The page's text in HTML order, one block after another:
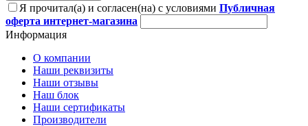
Я прочитал(а) и согласен(на) с условиями Публичная
оферта интернет-магазина
Информация
О компании
Наши реквизиты
Наши отзывы
Наш блок
Наши сертификаты
Производители